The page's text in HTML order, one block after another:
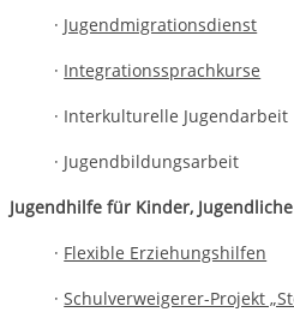
· Jugendmigrationsdienst
· Integrationssprachkurse
· Interkulturelle Jugendarbeit
· Jugendbildungsarbeit
Jugendhilfe für Kinder,
· Flexible Erziehungshilfen
·Schulverweigerer-Projekt